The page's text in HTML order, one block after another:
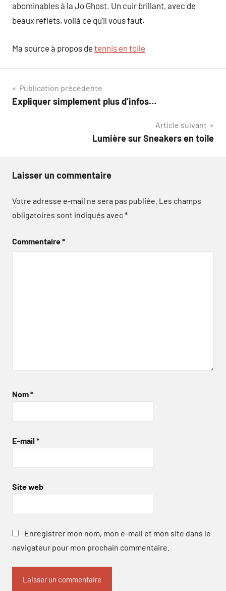
abominables à la Jo Ghost. Un cuir brillant, avec de
beaux reflets, voilà ce qu’il vous faut.
Ma source à propos de tennis en toile
Navigation
de
Publication précédente
Expliquer simplement plus d’infos…
Article suivant
Lumière sur Sneakers en toile
Laisser un commentaire
Votre adresse e-mail ne sera pas publiée. Les champs
obligatoires sont indiqués avec*
Commentaire*
Nom*
E-mail *
Site web
Enregistrer mon nom, mon e-mail et mon site dans le
navigateur pour mon prochain commentaire.